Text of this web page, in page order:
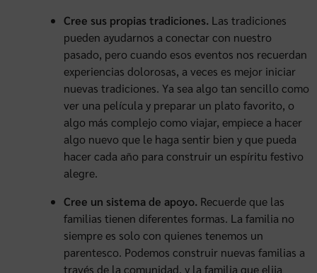
Cree sus propias tradiciones. Las tradiciones
pueden ayudarnos a conectar con nuestro
pasado, pero cuando esos eventos nos recuerdan
experiencias dolorosas, a veces es mejor iniciar
nuevas tradiciones. Ya sea algo tan sencillo como
ver una película y preparar un plato favorito, o
algo más complejo como viajar, empiece a hacer
algo nuevo que le haga sentir bien y que pueda
hacer cada año para construir un espíritu festivo
alegre.
Cree un sistema de apoyo. Recuerde que las
familias tienen diferentes formas. La familia no
siempre es solo con quienes tenemos un
parentesco. Podemos construir nuevas familias a
través de la comunidad, y la familia que elija